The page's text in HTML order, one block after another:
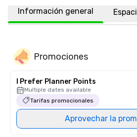
Información general
Promociones
I Prefer Planner Points
Multiple dates available
Tarifas promocionales
Aprovechar la